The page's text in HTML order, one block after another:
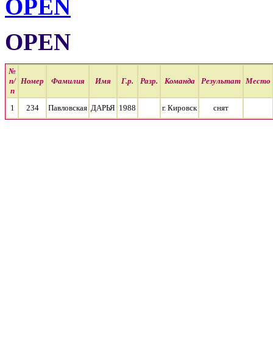
OPEN
OPEN
№
п/
п
Номер Фамилия Имя Г.р. Разр. Команда Результат Место
1 234 Павловская ДАРЬЯ 1988 г. Кировск cнят